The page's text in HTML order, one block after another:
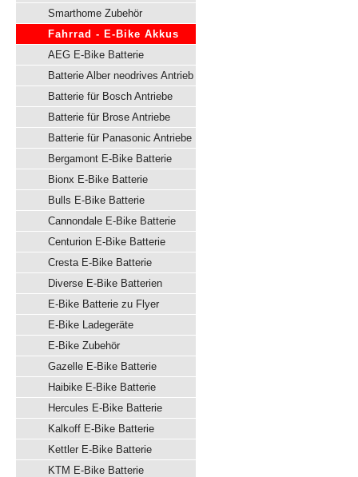
Smarthome Zubehör
Fahrrad - E-Bike Akkus
AEG E-Bike Batterie
Batterie Alber neodrives Antrieb
Batterie für Bosch Antriebe
Batterie für Brose Antriebe
Batterie für Panasonic Antriebe
Bergamont E-Bike Batterie
Bionx E-Bike Batterie
Bulls E-Bike Batterie
Cannondale E-Bike Batterie
Centurion E-Bike Batterie
Cresta E-Bike Batterie
Diverse E-Bike Batterien
E-Bike Batterie zu Flyer
E-Bike Ladegeräte
E-Bike Zubehör
Gazelle E-Bike Batterie
Haibike E-Bike Batterie
Hercules E-Bike Batterie
Kalkoff E-Bike Batterie
Kettler E-Bike Batterie
KTM E-Bike Batterie